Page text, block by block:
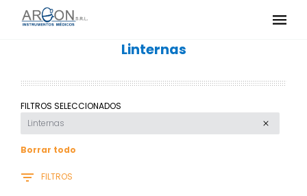
Linternas
FILTROS SELECCIONADOS
Linternas
Borrar todo
FILTROS